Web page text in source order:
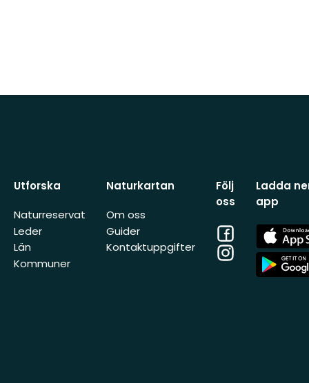
Utforska
Naturreservat
Leder
Län
Kommuner
Naturkartan
Om oss
Guider
Kontaktuppgifter
Följ
oss
Facebook
Instagram
Ladda
app
App
Store
App
Store